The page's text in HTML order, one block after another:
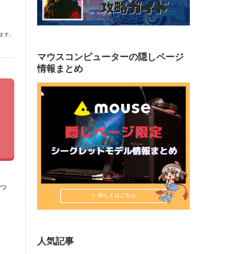
す。
マウスコンピューターの隠しページ
情報まとめ
人気記事